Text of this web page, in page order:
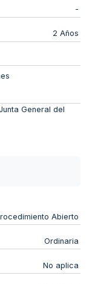
-
2 Años
General del
Abierto
Ordinaria
No aplica